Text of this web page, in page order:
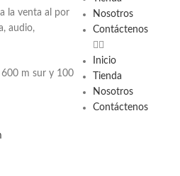
la venta al por
audio,
m sur y 100
Nosotros
Contáctenos
Inicio
Tienda
Nosotros
Contáctenos